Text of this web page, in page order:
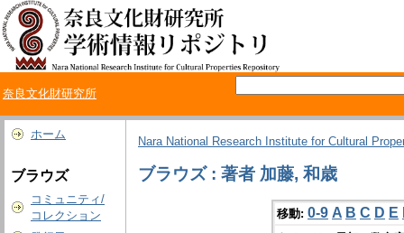
奈良文化財研究所
ホーム
ブラウズ
コミュニティ/
コレクション
Nara National Research Institute for Cultural
ブラウズ : 著者 加藤, 和歳
移動: 0-9 A B C D E